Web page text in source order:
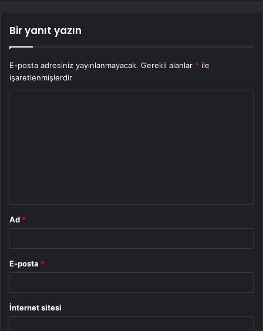
Bir yanıt yazın
E-posta adresiniz yayınlanmayacak. Gerekli alanlar * ile
işaretlenmişlerdir
Ad *
E-posta *
İnternet sitesi